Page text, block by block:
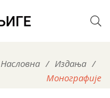
Насловна / Издања /
Монографије